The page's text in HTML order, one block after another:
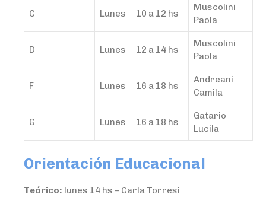
C Lunes 10 a 12 hs
Muscolini
Paola
D Lunes 12 a 14 hs
Muscolini
Paola
F Lunes 16 a 18 hs
Andreani
Camila
G Lunes 16 a 18 hs
Gatario
Lucila
Orientación Educacional
Teórico: lunes 14 hs – Carla Torresi